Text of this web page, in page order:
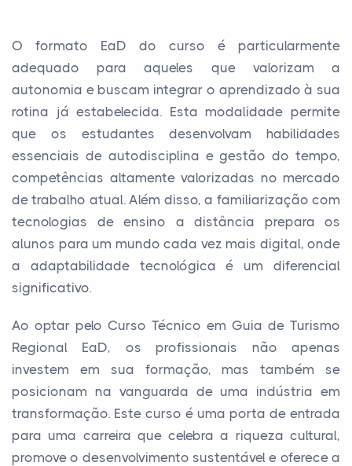
O formato EaD do curso é particularmente
adequado para aqueles que valorizam a
autonomia e buscam integrar o aprendizado à sua
rotina já estabelecida. Esta modalidade permite
que os estudantes desenvolvam habilidades
essenciais de autodisciplina e gestão do tempo,
competências altamente valorizadas no mercado
de trabalho atual. Além disso, a familiarização com
tecnologias de ensino a distância prepara os
alunos para um mundo cada vez mais digital, onde
a adaptabilidade tecnológica é um diferencial
significativo.
Ao optar pelo Curso Técnico em Guia de Turismo
Regional EaD, os profissionais não apenas
investem em sua formação, mas também se
posicionam na vanguarda de uma indústria em
transformação. Este curso é uma porta de entrada
para uma carreira que celebra a riqueza cultural,
promove o desenvolvimento sustentável e oferece a